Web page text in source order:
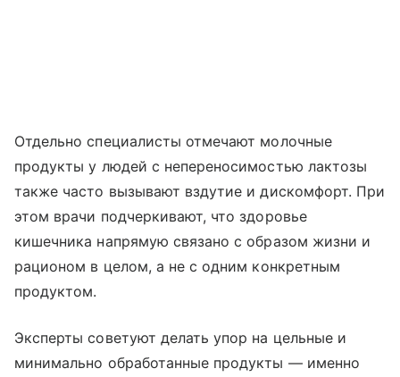
Отдельно специалисты отмечают молочные
продукты у людей с непереносимостью лактозы
также часто вызывают вздутие и дискомфорт. При
этом врачи подчеркивают, что здоровье
кишечника напрямую связано с образом жизни и
рационом в целом, а не с одним конкретным
продуктом.
Эксперты советуют делать упор на цельные и
минимально обработанные продукты — именно